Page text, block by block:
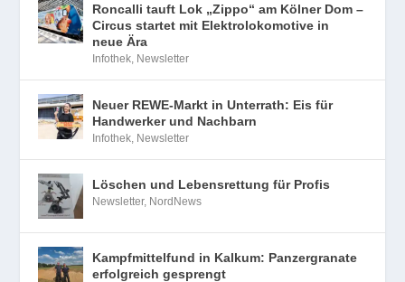
Roncalli tauft Lok „Zippo“ am Kölner Dom –
Circus startet mit Elektrolokomotive in
neue Ära
Infothek Newsletter
Neuer REWE-Markt in Unterrath: Eis für
Handwerker und Nachbarn
Infothek Newsletter
Löschen und Lebensrettung für Profis
Newsletter, NordNews
Kampfmittelfund in Kalkum: Panzergranate
erfolgreich gesprengt